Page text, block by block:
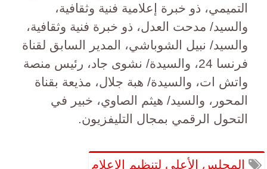
التميمي، ذو خبرة إعلامية فنية وثقافية،
والسيد/ مدحت العدل، ذو خبرة فنية وثقافية،
والسيد/ نبيل الشوباشي، المدير السابق لقناة
فرنسا 24، والسيدة/ نشوى جاد، رئيس منصة
واتش ات، والسيدة/ هبة جلال، مذيعة بقناة
المحور، والسيد/ هيثم الصاوي، خبير في
التحول الرقمي بمجال التليفزيون.
المجلس الأعلى لتنظيم الإعلام